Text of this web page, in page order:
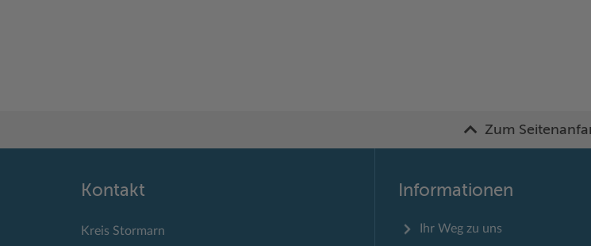
Zum
Kontakt
Kreis Stormarn
Informationen
Ihr Weg zu uns